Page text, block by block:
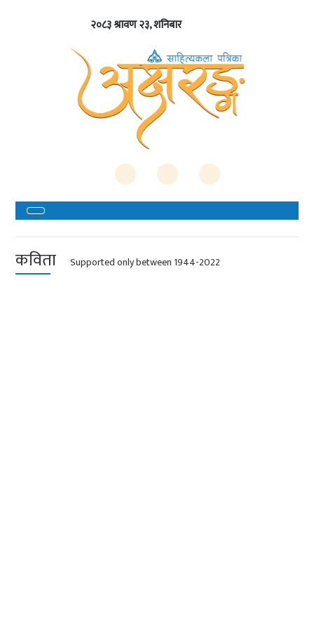
२०८३ श्रावण २३, शनिबार
कविता Supported only between 1944-2022